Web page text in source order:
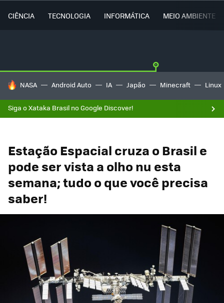
CIÊNCIA TECNOLOGIA INFORMÁTICA MEIO AMBIENTE
TENDÊNCIAS DO DIA
NASA Android Auto IA Japão Minecraft Linux
Siga o Xataka Brasil no Google Discover!
Estação Espacial cruza o Brasil e
pode ser vista a olho nu esta
semana; tudo o que você precisa
saber!